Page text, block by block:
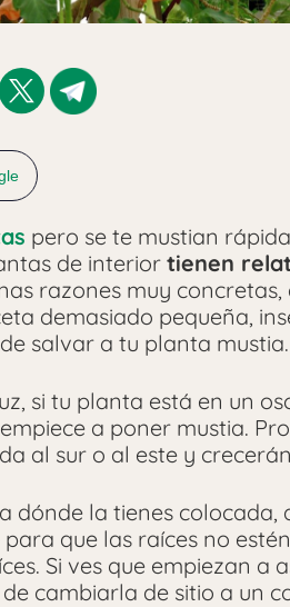
pero se te mustian
de interior tienen
razones muy concretas,
demasiado pequeña,
salvar a tu planta mustia.
si tu planta está en un
a poner mustia.
al sur o al este y
dónde la tienes colocada,
que las raíces no
Si ves que empiezan a
cambiarla de sitio a un